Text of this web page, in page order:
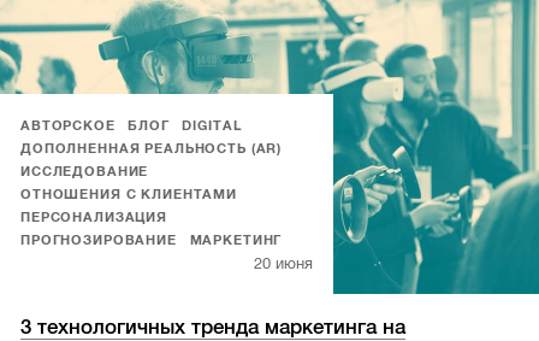
АВТОРСКОЕ БЛОГ
DIGITAL
ДОПОЛНЕННАЯ РЕАЛЬНОСТЬ (AR)
ИССЛЕДОВАНИЕ
ОТНОШЕНИЯ С КЛИЕНТАМИ
ПЕРСОНАЛИЗАЦИЯ
ПРОГНОЗИРОВАНИЕ
МАРКЕТИНГ
20 июня
3 технологичных тренда маркетинга на